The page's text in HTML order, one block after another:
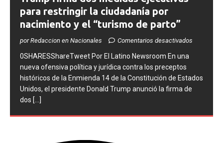
Trump firma dos medidas ejecutivas
para restringir la ciudadanía por
nacimiento y el “turismo de parto”
por Redaccion en Nacionales
nueva ofensiva política y jurídica contra los preceptos
Unidos, el presidente Donald Trump anunció la firma de
[...]